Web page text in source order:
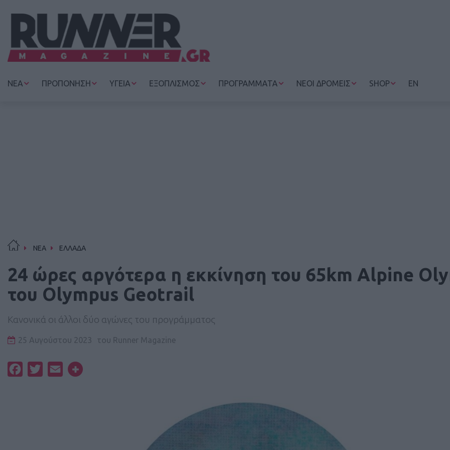
ΝΕΑ ΠΡΟΠΟΝΗΣΗ ΥΓΕΙΑ ΕΞΟΠΛΙΣΜΟΣ ΠΡΟΓΡΑΜΜΑΤΑ ΝΕΟΙ ΔΡΟΜΕΙΣ SHOP EN
ΝΕΑ ΕΛΛΑΔΑ
24 ώρες αργότερα η εκκίνηση του 65km Alpine
του Οlympus Geotrail
Κανονικά οι άλλοι δύο αγώνες του προγράμματος
25 Αυγούστου 2023 του Runner Magazine
FacebookTwitterEmail